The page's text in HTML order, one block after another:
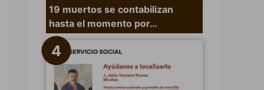
19 muertos se contabilizan
hasta el momento por…